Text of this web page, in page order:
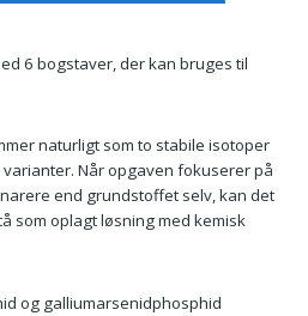
6 bogstaver, der kan bruges til
naturligt som to stabile isotoper
Når opgaven fokuserer på
end grundstoffet selv, kan det
som oplagt løsning med kemisk
og galliumarsenidphosphid